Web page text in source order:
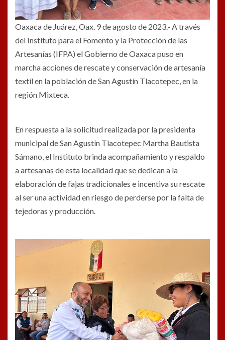
Oaxaca de Juárez, Oax. 9 de agosto de 2023.- A través
del Instituto para el Fomento y la Protección de las
Artesanías (IFPA) el Gobierno de Oaxaca puso en
marcha acciones de rescate y conservación de artesanía
textil en la población de San Agustín Tlacotepec, en la
región Mixteca.
En respuesta a la solicitud realizada por la presidenta
municipal de San Agustín Tlacotepec Martha Bautista
Sámano, el Instituto brinda acompañamiento y respaldo
a artesanas de esta localidad que se dedican a la
elaboración de fajas tradicionales e incentiva su rescate
al ser una actividad en riesgo de perderse por la falta de
tejedoras y producción.